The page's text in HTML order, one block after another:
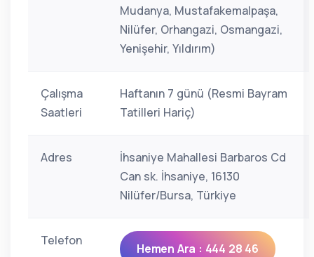
Mudanya, Mustafakemalpaşa,
Nilüfer, Orhangazi, Osmangazi,
Yenişehir, Yıldırım)
Çalışma
Saatleri
Haftanın 7 günü (Resmi Bayram
Tatilleri Hariç)
Adres
İhsaniye Mahallesi Barbaros Cd
Can sk. İhsaniye, 16130
Nilüfer/Bursa, Türkiye
Telefon
Hemen Ara : 444 28 46